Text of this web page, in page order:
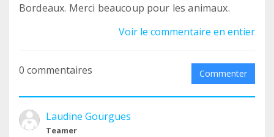
Bordeaux. Merci beaucoup pour les animaux.
Voir le commentaire en entier
0 commentaires Commenter
Laudine Gourgues
Teamer